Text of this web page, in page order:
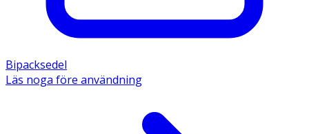
Bipacksedel
Läs noga före användning